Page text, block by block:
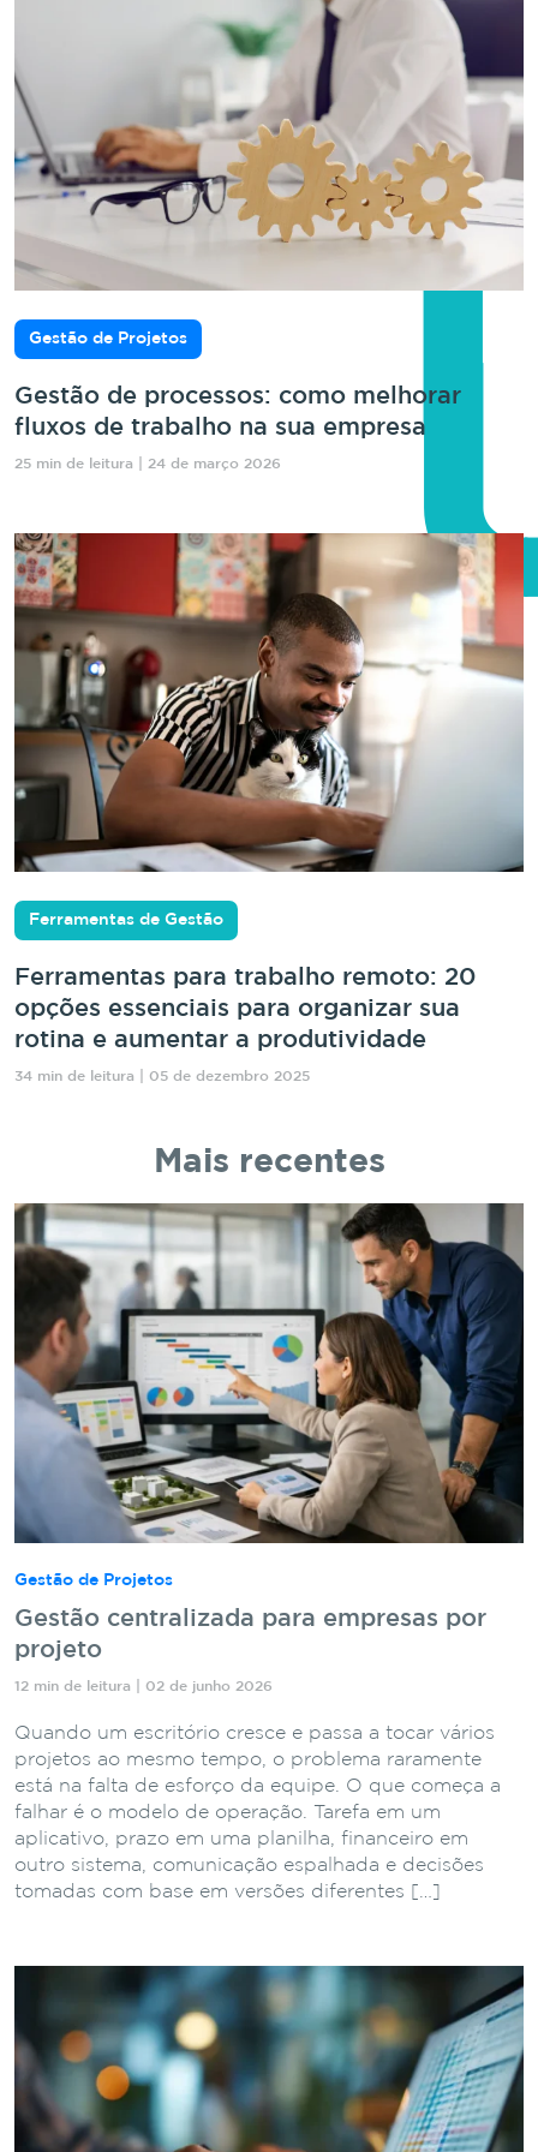
Gestão de Projetos
Gestão de processos: como melhorar
fluxos de trabalho na sua empresa
25 min de leitura | 24 de março 2026
Ferramentas de Gestão
Ferramentas para trabalho remoto: 20
opções essenciais para organizar sua
rotina e aumentar a produtividade
34 min de leitura | 05 de dezembro 2025
Mais recentes
Gestão de Projetos
Gestão centralizada para empresas por
projeto
12 min de leitura | 02 de junho 2026
Quando um escritório cresce e passa a tocar vários
projetos ao mesmo tempo, o problema raramente
está na falta de esforço da equipe. O que começa a
falhar é o modelo de operação. Tarefa em um
aplicativo, prazo em uma planilha, financeiro em
outro sistema, comunicação espalhada e decisões
tomadas com base em versões diferentes […]